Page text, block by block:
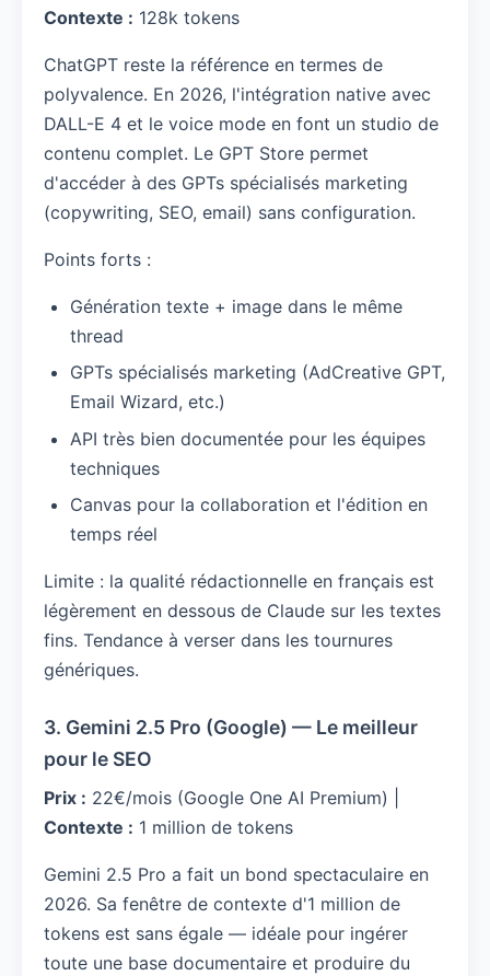
Contexte : 128k tokens
ChatGPT reste la référence en termes de
polyvalence. En 2026, l'intégration native avec
DALL-E 4 et le voice mode en font un studio de
contenu complet. Le GPT Store permet
d'accéder à des GPTs spécialisés marketing
(copywriting, SEO, email) sans configuration.
Points forts :
Génération texte + image dans le même
thread
GPTs spécialisés marketing (AdCreative GPT,
Email Wizard, etc.)
API très bien documentée pour les équipes
techniques
Canvas pour la collaboration et l'édition en
temps réel
Limite : la qualité rédactionnelle en français est
légèrement en dessous de Claude sur les textes
fins. Tendance à verser dans les tournures
génériques.
3. Gemini 2.5 Pro (Google) — Le meilleur
pour le SEO
Prix : 22€/mois (Google One AI Premium) |
Contexte : 1 million de tokens
Gemini 2.5 Pro a fait un bond spectaculaire en
2026. Sa fenêtre de contexte d'1 million de
tokens est sans égale — idéale pour ingérer
toute une base documentaire et produire du